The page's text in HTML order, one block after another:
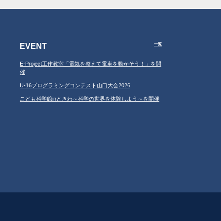
EVENT 一覧
E-Project工作教室「電気を整えて電車を動かそう！」を開
催
U-16プログラミングコンテスト山口大会2026
こども科学館inときわ～科学の世界を体験しよう～を開催